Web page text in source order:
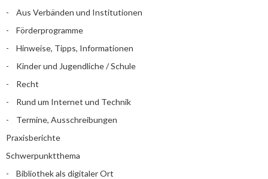
Aus Verbänden und Institutionen
Förderprogramme
Hinweise, Tipps, Informationen
Kinder und Jugendliche / Schule
Recht
Rund um Internet und Technik
Termine, Ausschreibungen
Praxisberichte
Schwerpunktthema
Bibliothek als digitaler Ort